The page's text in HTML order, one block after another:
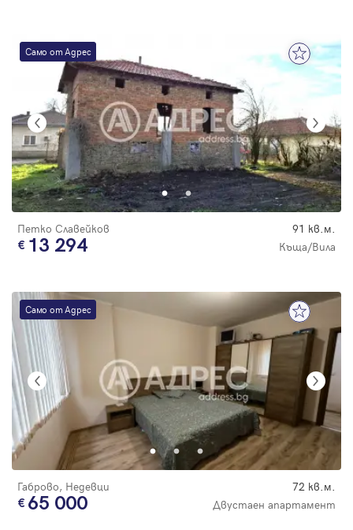
Само от Адрес
Петко Славейков 91 кв.м.
13 294 Къща/Вила
Само от Адрес
Габрово, Недевци 72 кв.м.
65 000 Двустаен апартамент